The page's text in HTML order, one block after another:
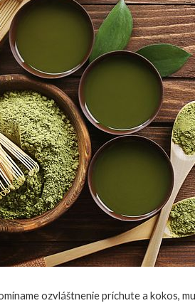
ozvláštnenie príchute a kokos,